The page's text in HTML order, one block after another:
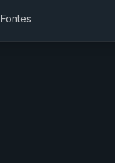
Fontes